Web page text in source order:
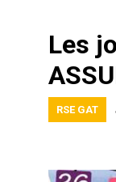
Les
RSE GAT